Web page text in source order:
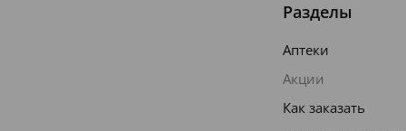
Разделы
Аптеки
Акции
Как заказать